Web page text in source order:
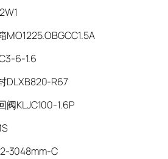
6-1.6
DLXB820-R67
阀KLJC100-1.6P
3048mm-C